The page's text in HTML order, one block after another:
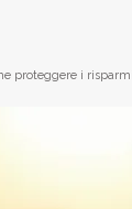
proteggere i